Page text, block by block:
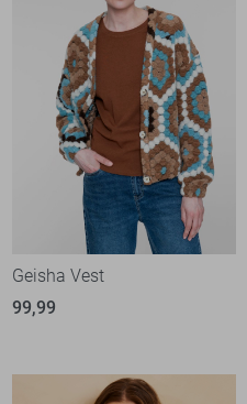
Geisha Vest
99,99